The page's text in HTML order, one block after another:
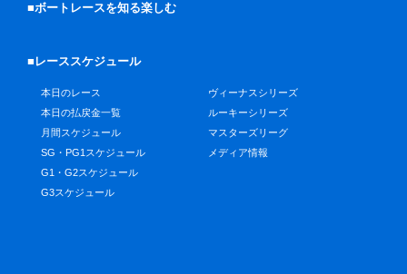
■ボートレースを知る楽しむ
■レーススケジュール
本日のレース
本日の払戻金一覧
月間スケジュール
SG・PG1スケジュール
G1・G2スケジュール
G3スケジュール
ヴィーナスシリーズ
ルーキーシリーズ
マスターズリーグ
メディア情報